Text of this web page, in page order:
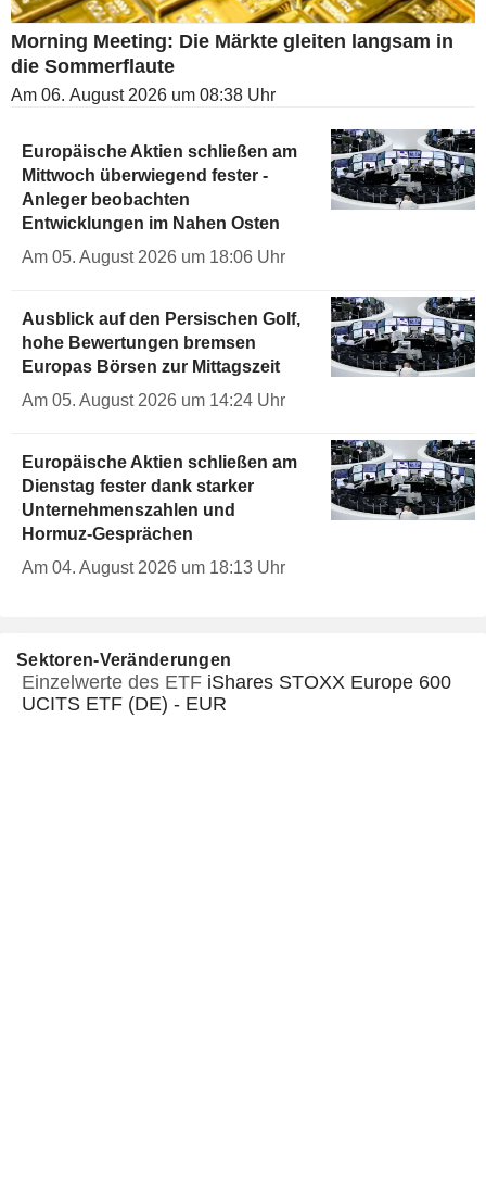
Morning Meeting: Die Märkte gleiten langsam in
die Sommerflaute
Am 06. August 2026 um 08:38 Uhr
Europäische Aktien schließen am
Mittwoch überwiegend fester -
Anleger beobachten
Entwicklungen im Nahen Osten
Am 05. August 2026 um 18:06 Uhr
Ausblick auf den Persischen Golf,
hohe Bewertungen bremsen
Europas Börsen zur Mittagszeit
Am 05. August 2026 um 14:24 Uhr
Europäische Aktien schließen am
Dienstag fester dank starker
Unternehmenszahlen und
Hormuz-Gesprächen
Am 04. August 2026 um 18:13 Uhr
Sektoren-Veränderungen
Einzelwerte des ETF iShares STOXX Europe 600
UCITS ETF (DE) - EUR